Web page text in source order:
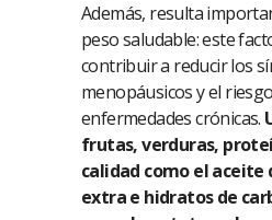
Además, resulta
peso saludable: este
contribuir a reducir los
menopáusicos y el
enfermedades crónicas.
frutas, verduras,
calidad como el aceite
extra e hidratos de